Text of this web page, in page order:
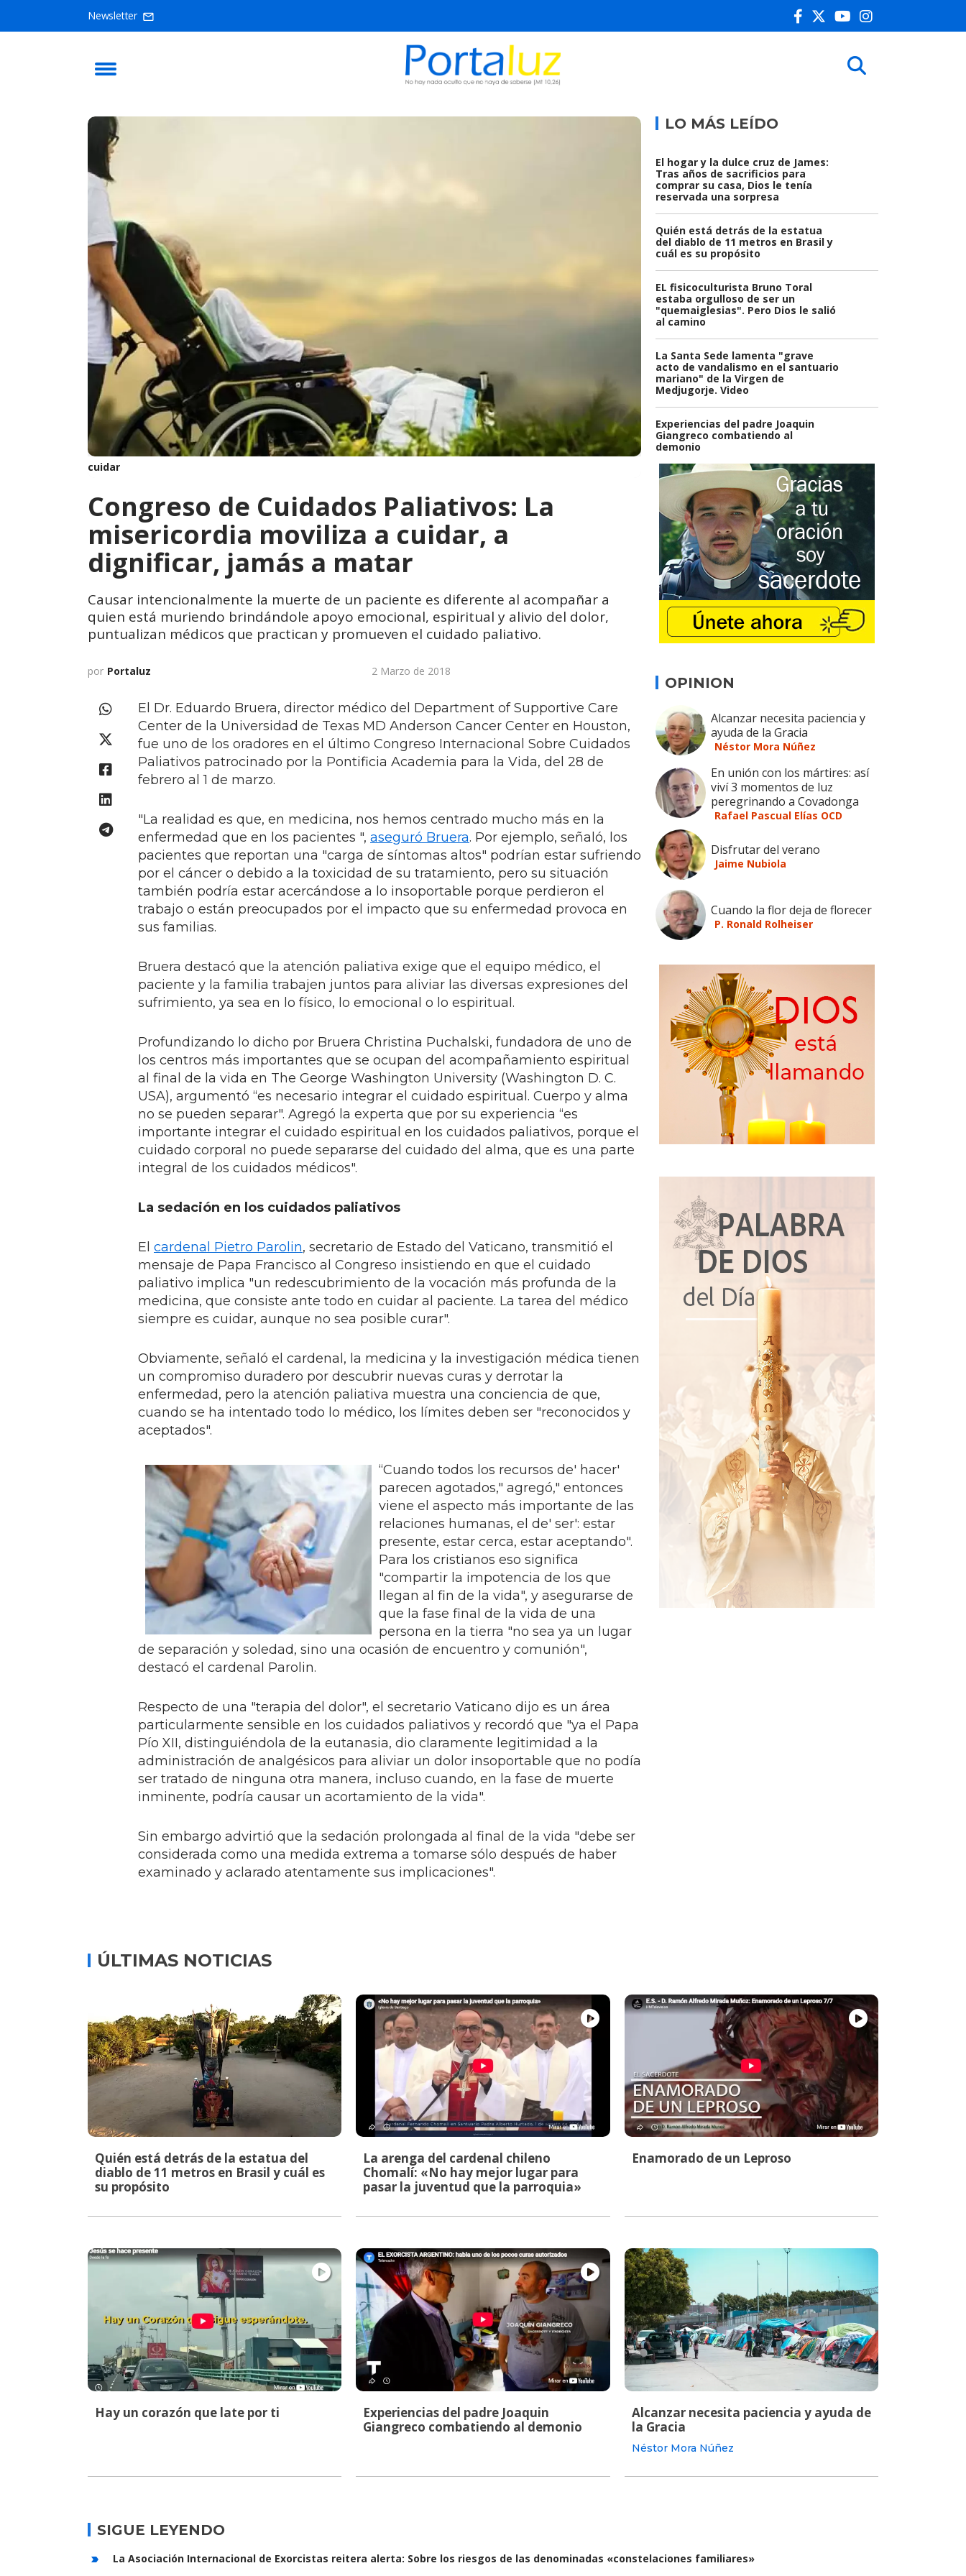
Newsletter
cuidar
Congreso de Cuidados Paliativos: La
misericordia moviliza a cuidar, a
dignificar, jamás a matar
Causar intencionalmente la muerte de un paciente es diferente al acompañar a
quien está muriendo brindándole apoyo emocional, espiritual y alivio del dolor,
puntualizan médicos que practican y promueven el cuidado paliativo.
por Portaluz 2 Marzo de 2018
El Dr. Eduardo Bruera, director médico del Department of Supportive Care
Center de la Universidad de Texas MD Anderson Cancer Center en Houston,
fue uno de los oradores en el último Congreso Internacional Sobre Cuidados
Paliativos patrocinado por la Pontificia Academia para la Vida, del 28 de
febrero al 1 de marzo.
"La realidad es que, en medicina, nos hemos centrado mucho más en la
enfermedad que en los pacientes ", aseguró Bruera. Por ejemplo, señaló, los
pacientes que reportan una "carga de síntomas altos" podrían estar sufriendo
por el cáncer o debido a la toxicidad de su tratamiento, pero su situación
también podría estar acercándose a lo insoportable porque perdieron el
trabajo o están preocupados por el impacto que su enfermedad provoca en
sus familias.
Bruera destacó que la atención paliativa exige que el equipo médico, el
paciente y la familia trabajen juntos para aliviar las diversas expresiones del
sufrimiento, ya sea en lo físico, lo emocional o lo espiritual.
Profundizando lo dicho por Bruera Christina Puchalski, fundadora de uno de
los centros más importantes que se ocupan del acompañamiento espiritual
al final de la vida en The George Washington University (Washington D. C.
USA), argumentó “es necesario integrar el cuidado espiritual. Cuerpo y alma
no se pueden separar". Agregó la experta que por su experiencia “es
importante integrar el cuidado espiritual en los cuidados paliativos, porque el
cuidado corporal no puede separarse del cuidado del alma, que es una parte
integral de los cuidados médicos".
La sedación en los cuidados paliativos
El cardenal Pietro Parolin, secretario de Estado del Vaticano, transmitió el
mensaje de Papa Francisco al Congreso insistiendo en que el cuidado
paliativo implica "un redescubrimiento de la vocación más profunda de la
medicina, que consiste ante todo en cuidar al paciente. La tarea del médico
siempre es cuidar, aunque no sea posible curar".
Obviamente, señaló el cardenal, la medicina y la investigación médica tienen
un compromiso duradero por descubrir nuevas curas y derrotar la
enfermedad, pero la atención paliativa muestra una conciencia de que,
cuando se ha intentado todo lo médico, los límites deben ser "reconocidos y
aceptados".
“Cuando todos los recursos de' hacer'
parecen agotados," agregó," entonces
viene el aspecto más importante de las
relaciones humanas, el de' ser': estar
presente, estar cerca, estar aceptando".
Para los cristianos eso significa
"compartir la impotencia de los que
llegan al fin de la vida", y asegurarse de
que la fase final de la vida de una
persona en la tierra "no sea ya un lugar
de separación y soledad, sino una ocasión de encuentro y comunión",
destacó el cardenal Parolin.
Respecto de una "terapia del dolor", el secretario Vaticano dijo es un área
particularmente sensible en los cuidados paliativos y recordó que "ya el Papa
Pío XII, distinguiéndola de la eutanasia, dio claramente legitimidad a la
administración de analgésicos para aliviar un dolor insoportable que no podía
ser tratado de ninguna otra manera, incluso cuando, en la fase de muerte
inminente, podría causar un acortamiento de la vida".
Sin embargo advirtió que la sedación prolongada al final de la vida "debe ser
considerada como una medida extrema a tomarse sólo después de haber
examinado y aclarado atentamente sus implicaciones".
LO MÁS LEÍDO
El hogar y la dulce cruz de James:
Tras años de sacrificios para
comprar su casa, Dios le tenía
reservada una sorpresa
Quién está detrás de la estatua
del diablo de 11 metros en Brasil y
cuál es su propósito
EL fisicoculturista Bruno Toral
estaba orgulloso de ser un
"quemaiglesias". Pero Dios le salió
al camino
La Santa Sede lamenta "grave
acto de vandalismo en el santuario
mariano" de la Virgen de
Medjugorje. Video
Experiencias del padre Joaquin
Giangreco combatiendo al
demonio
OPINION
Alcanzar necesita paciencia y
ayuda de la Gracia
Néstor Mora Núñez
En unión con los mártires: así
viví 3 momentos de luz
peregrinando a Covadonga
Rafael Pascual Elías OCD
Disfrutar del verano
Jaime Nubiola
Cuando la flor deja de florecer
P. Ronald Rolheiser
ÚLTIMAS NOTICIAS
Quién está detrás de la estatua del
diablo de 11 metros en Brasil y cuál es
su propósito
La arenga del cardenal chileno
Chomalí: «No hay mejor lugar para
pasar la juventud que la parroquia»
Enamorado de un Leproso
Hay un corazón que late por ti
Experiencias del padre Joaquin
Giangreco combatiendo al demonio
Alcanzar necesita paciencia y ayuda de
la Gracia
Néstor Mora Núñez
SIGUE LEYENDO
La Asociación Internacional de Exorcistas reitera alerta: Sobre los riesgos de las denominadas «constelaciones familiares»